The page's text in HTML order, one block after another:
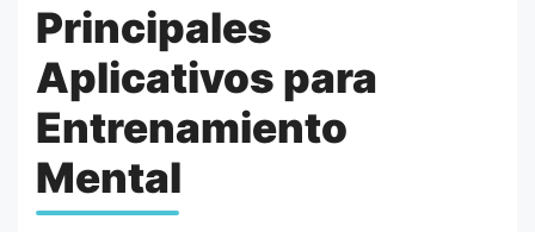
Principales
Aplicativos para
Entrenamiento
Mental